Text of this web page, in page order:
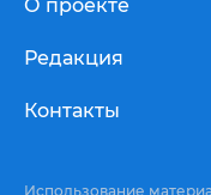
О проекте
Редакция
Контакты
Использование